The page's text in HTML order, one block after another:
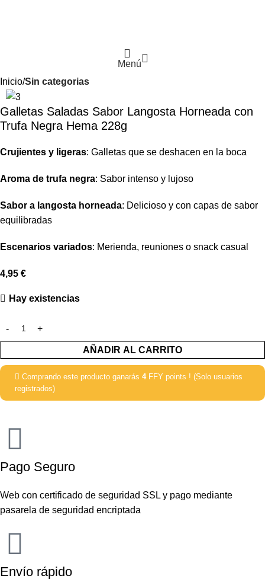
Menú
Inicio Sin categorias
Galletas Saladas Sabor Langosta Horneada con
Trufa Negra Hema 228g
Crujientes y ligeras: Galletas que se deshacen en la boca
Aroma de trufa negra: Sabor intenso y lujoso
Sabor a langosta horneada: Delicioso y con capas de sabor
equilibradas
Escenarios variados: Merienda, reuniones o snack casual
4,95 €
Hay existencias
AÑADIR AL CARRITO
Comprando este producto ganarás 4FFY points ! (Solo usuarios
registrados)
Pago Seguro
Web con certificado de seguridad SSL y pago mediante
pasarela de seguridad encriptada
Envío rápido